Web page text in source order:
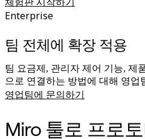
Enterprise
팀 전체에 확장 적용
팀 요금제, 관리자 제어 기능, 제
으로 연결하는 방법에 대해 영업
영업팀에 문의하기
Miro 툴로 프로